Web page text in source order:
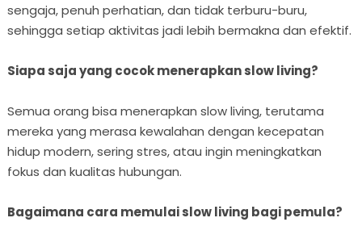
sengaja, penuh perhatian, dan tidak terburu-buru,
sehingga setiap aktivitas jadi lebih bermakna dan efektif.
Siapa saja yang cocok menerapkan slow living?
Semua orang bisa menerapkan slow living, terutama
mereka yang merasa kewalahan dengan kecepatan
hidup modern, sering stres, atau ingin meningkatkan
fokus dan kualitas hubungan.
Bagaimana cara memulai slow living bagi pemula?